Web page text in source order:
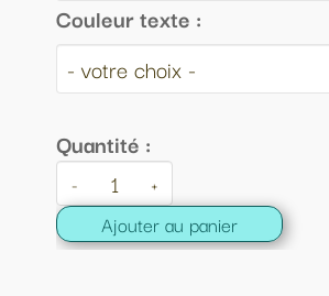
Couleur texte :
Quantité :
- +
Ajouter au panier